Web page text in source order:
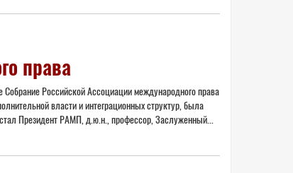
права
Российской Ассоциации международного права
власти и интеграционных структур, была
Президент РАМП, д.ю.н., профессор, Заслуженный...